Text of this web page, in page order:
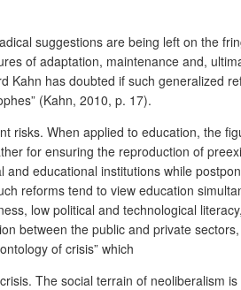
suggestions are being left on the
of adaptation, maintenance and,
Kahn has doubted if such generalized
(Kahn, 2010, p. 17).
When applied to education, the
for ensuring the reproduction of
educational institutions while
reforms tend to view education
low political and technological
between the public and private
of crisis” which
The social terrain of neoliberalism